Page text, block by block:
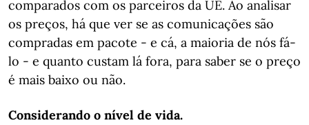
comparados com os parceiros da UE. Ao analisar
os preços, há que ver se as comunicações são
compradas em pacote - e cá, a maioria de nós fá-
lo - e quanto custam lá fora, para saber se o preço
é mais baixo ou não.
Considerando o nível de vida.